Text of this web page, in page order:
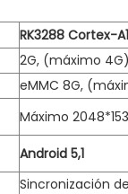
RK3288 Cortex-
2G, (máximo 4G)
eMMC 8G,
Máximo
Android 5,1
Sincronización